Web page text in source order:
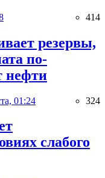
414
резервы,
по-
нефти
01:24 324
слабого